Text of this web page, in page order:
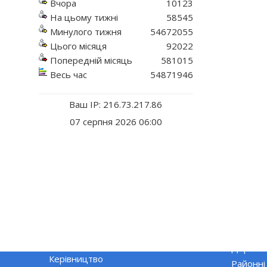
Вчора
На цьому тижні
Минулого тижня
Цього місяця
Попередній місяць
Весь час
10123
58545
54672055
92022
581015
54871946
Ваш IP: 216.73.217.86
07 серпня 2026 06:00
Керівництво